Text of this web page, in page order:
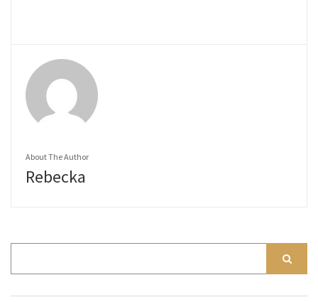
About The Author
Rebecka